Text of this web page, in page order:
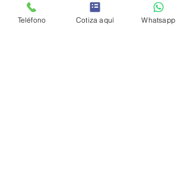
Teléfono Cotiza aquí Whatsapp